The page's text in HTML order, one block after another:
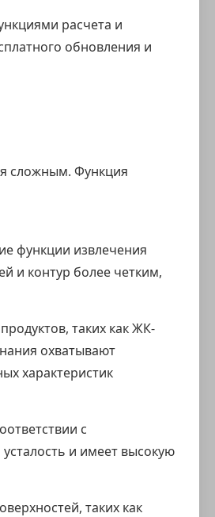
расчета и
обновления и
сложным. Функция
функции извлечения
и контур более четким,
таких как ЖК-
охватывают
характеристик
с
и имеет высокую
таких как